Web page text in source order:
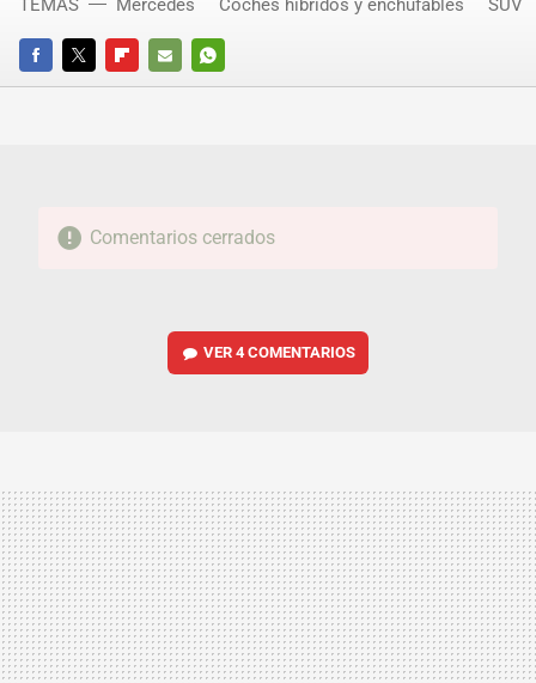
FACEBOOKTWITTERFLIPBOARD
E-
WHATSAPP
TEMAS Mercedes Coches híbridos y enchufables SUV
Comentarios cerrados
VER4 COMENTARIOS